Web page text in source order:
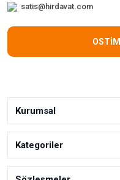
satis@hirdavat.com
Kurumsal
Kategoriler